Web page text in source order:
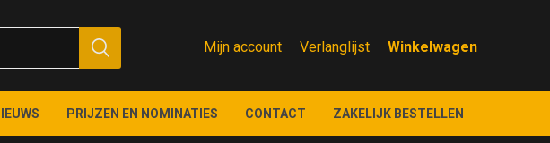
Mijn account Verlanglijst
PRIJZEN EN NOMINATIES CONTACT ZAKELIJK BESTELLEN